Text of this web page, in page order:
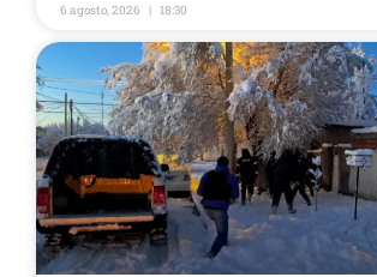
6 agosto, 2026 18:30